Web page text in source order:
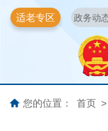
适老专区
您的位置： 首页 >